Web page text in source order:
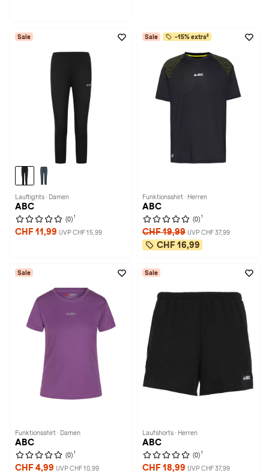
Sale
Lauftights · Damen
ABC
(0) 1
CHF 11,99 UVP CHF 15,99
Sale -15% extra²
Funktionsshirt · Herren
ABC
(0) 1
CHF 19,99 UVP CHF 37,99
CHF 16,99
Sale
Funktionsshirt · Damen
ABC
(0) 1
CHF 4,99 UVP CHF 10,99
Sale
Laufshorts · Herren
ABC
(0) 1
CHF 18,99 UVP CHF 37,99